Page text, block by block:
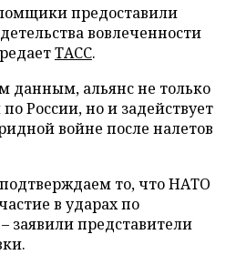
предоставили
вовлеченности
ТАСС.
данным, альянс не только
России, но и задействует
войне после налетов
то, что НАТО
в ударах по
заявили представители